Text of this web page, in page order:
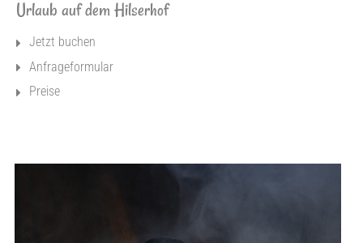
Urlaub auf dem Hilserhof
Jetzt buchen
Anfrageformular
Preise